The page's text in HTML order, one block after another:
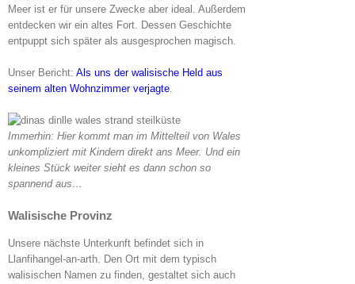
Meer ist er für unsere Zwecke aber ideal. Außerdem
entdecken wir ein altes Fort. Dessen Geschichte
entpuppt sich später als ausgesprochen magisch.
Unser Bericht: Als uns der walisische Held aus
seinem alten Wohnzimmer verjagte
Immerhin: Hier kommt man im Mittelteil von Wales
unkompliziert mit Kindern direkt ans Meer. Und ein
kleines Stück weiter sieht es dann schon so
spannend aus…
Walisische Provinz
Unsere nächste Unterkunft befindet sich in
Llanfihangel-an-arth. Den Ort mit dem typisch
walisischen Namen zu finden, gestaltet sich auch